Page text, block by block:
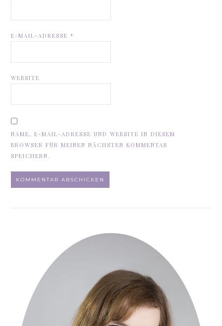
E-MAIL-ADRESSE*
WEBSITE
NAME, E-MAIL-ADRESSE UND WEBSITE IN DIESEM
BROWSER FÜR MEINEN NÄCHSTEN KOMMENTAR
SPEICHERN.